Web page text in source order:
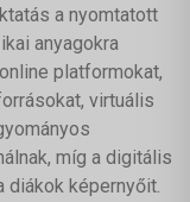
a nyomtatott
anyagokra
platformokat,
virtuális
míg a digitális
diákok képernyőit.